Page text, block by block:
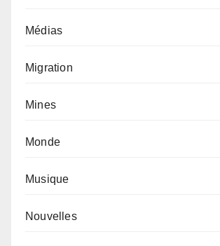
Médias
Migration
Mines
Monde
Musique
Nouvelles